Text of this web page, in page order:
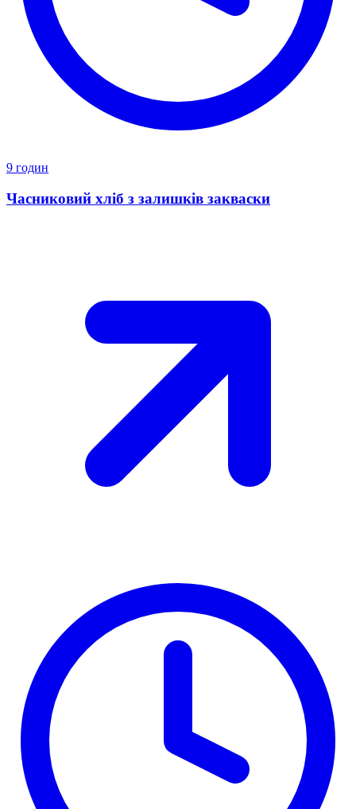
9 годин
Часниковий хліб з залишків закваски